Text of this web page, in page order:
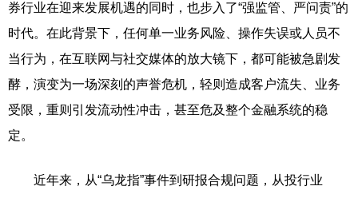
券行业在迎来发展机遇的同时，也步入了“强监管、严问责”的
时代。在此背景下，任何单一业务风险、操作失误或人员不
当行为，在互联网与社交媒体的放大镜下，都可能被急剧发
酵，演变为一场深刻的声誉危机，轻则造成客户流失、业务
受限，重则引发流动性冲击，甚至危及整个金融系统的稳
定。
近年来，从“乌龙指”事件到研报合规问题，从投行业